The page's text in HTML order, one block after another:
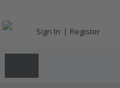
Sign In Register